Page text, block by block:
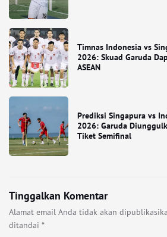
Timnas Indonesia vs
2026: Skuad Garuda
ASEAN
Prediksi Singapura vs
2026: Garuda
Tiket Semifinal
Tinggalkan Komentar
Alamat email Anda tidak akan
ditandai *